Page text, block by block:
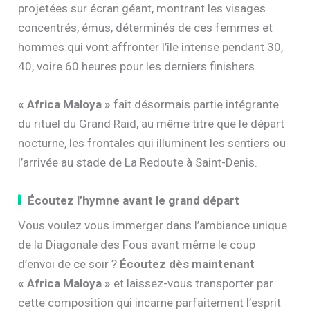
projetées sur écran géant, montrant les visages
concentrés, émus, déterminés de ces femmes et
hommes qui vont affronter l’île intense pendant 30,
40, voire 60 heures pour les derniers finishers.
« Africa Maloya » fait désormais partie intégrante
du rituel du Grand Raid, au même titre que le départ
nocturne, les frontales qui illuminent les sentiers ou
l’arrivée au stade de La Redoute à Saint-Denis.
Écoutez l’hymne avant le grand départ
Vous voulez vous immerger dans l’ambiance unique
de la Diagonale des Fous avant même le coup
d’envoi de ce soir ? Écoutez dès maintenant
« Africa Maloya » et laissez-vous transporter par
cette composition qui incarne parfaitement l’esprit